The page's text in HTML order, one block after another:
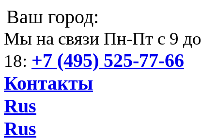
Ваш город:
Мы на связи Пн-Пт с 9 до
18: +7 (495) 525-77-66
Контакты
Rus
Rus